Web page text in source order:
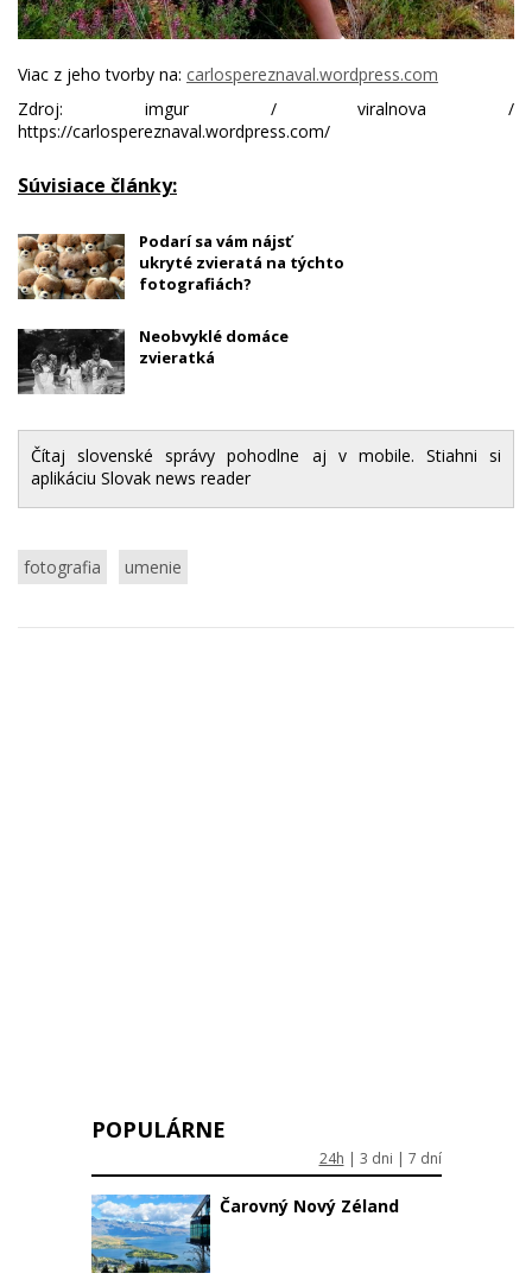
Viac z jeho tvorby na: carlospereznaval.wordpress.com
Zdroj: imgur / viralnova /
https://carlospereznaval.wordpress.com/
Súvisiace články:
Podarí sa vám nájsť
ukryté zvieratá na týchto
fotografiách?
Neobvyklé domáce
zvieratká
Čítaj slovenské správy pohodlne aj v mobile. Stiahni si
aplikáciu Slovak news reader
fotografia umenie
POPULÁRNE
24h | 3 dni | 7 dní
Čarovný Nový Zéland